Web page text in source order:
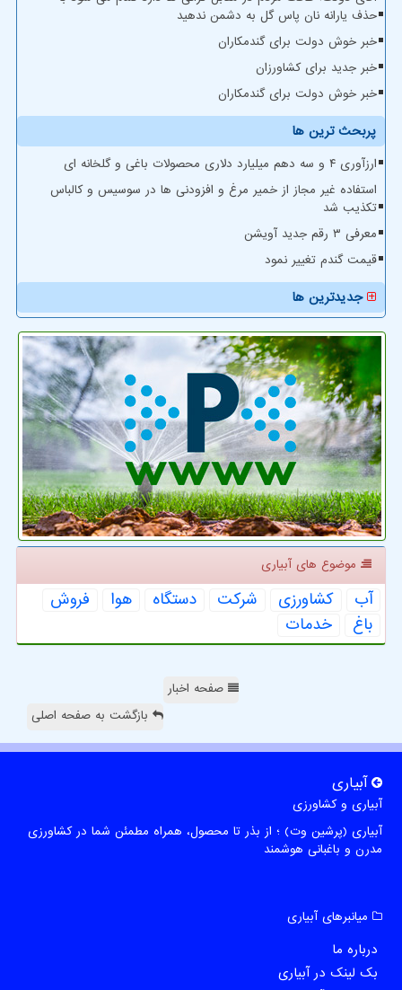
حذف یارانه نان پاس گل به دشمن ندهید
خبر خوش دولت برای گندمکاران
خبر جدید برای کشاورزان
خبر خوش دولت برای گندمکاران
پربحث ترین ها
ارزآوری ۴ و سه دهم میلیارد دلاری محصولات باغی و گلخانه ای
استفاده غیر مجاز از خمیر مرغ و افزودنی ها در سوسیس و کالباس
تکذیب شد
معرفی ۳ رقم جدید آویشن
قیمت گندم تغییر نمود
جدیدترین ها
موضوع های آبیاری
آب كشاورزی شركت دستگاه هوا
فروش
باغ
خدمات
صفحه اخبار
بازگشت به صفحه اصلی
آبیاری
آبیاری و کشاورزی
آبیاری (پرشین وت) ؛ از بذر تا محصول، همراه مطمئن شما در کشاورزی
مدرن و باغبانی هوشمند
میانبرهای آبیاری
درباره ما
بک لینک در آبیاری